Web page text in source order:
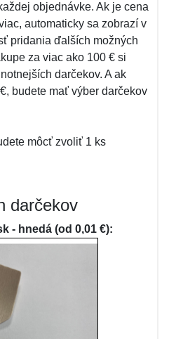
objednávke. Ak je cena
automaticky sa zobrazí v
pridania ďalších možných
za viac ako 100 € si
darčekov. A ak
budete mať výber darčekov
môcť zvoliť 1 ks
darčekov
- hnedá (od 0,01 €):